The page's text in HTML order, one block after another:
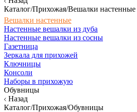
Каталог/Прихожая/Вешалки настенные
Вешалки настенные
Настенные вешалки из дуба
Настенные вешалки из сосны
Газетница
Зеркала для прихожей
Ключницы
Консоли
Наборы в прихожую
Обувницы
Назад
Каталог/Прихожая/Обувницы